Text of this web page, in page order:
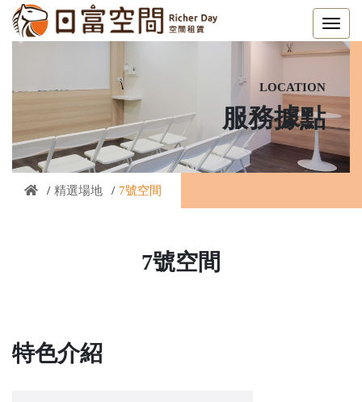
location
服務據點
精選場地 7號空間
7號空間
特色介紹